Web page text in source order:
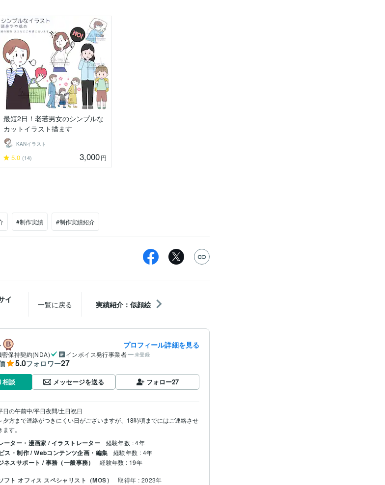
最短2日！老若男女のシンプルな
カットイラスト描ます
KANイラスト
5.0 (14) 3,000円
#制作実績 #制作実績紹介
イ
一覧に戻る 実績紹介：似顔絵
プロフィール詳細を見る
密保持契約(NDA) インボイス発行事業者 未登録
5.0フォロワー27
相談 メッセージを送る フォロー27
日の午前中/平日夜間/土日祝日
夕方まで連絡がつきにくい日がございますが、18時頃までにはご連絡させ
す。
ーター・漫画家 / イラストレーター 経験年数 : 4年
ス・制作 / Webコンテンツ企画・編集 経験年数 : 4年
ネスサポート / 事務（一般事務） 経験年数 : 19年
フト オフィス スペシャリスト（MOS） 取得年 : 2023年